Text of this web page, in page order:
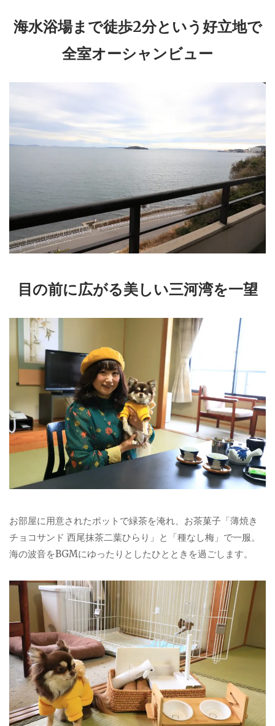
海水浴場まで徒歩2分という好立地で
全室オーシャンビュー
目の前に広がる美しい三河湾を一望
お部屋に用意されたポットで緑茶を淹れ、お茶菓子「薄焼き
チョコサンド 西尾抹茶二葉ひらり」と「種なし梅」で一服。
海の波音をBGMにゆったりとしたひとときを過ごします。